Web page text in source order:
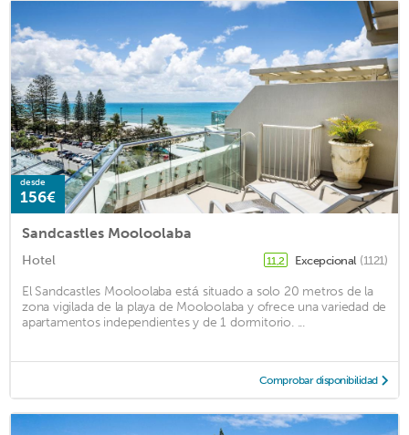
desde
156€
Sandcastles Mooloolaba
Hotel 11,2 Excepcional (1121)
El Sandcastles Mooloolaba está situado a solo 20 metros de la
zona vigilada de la playa de Mooloolaba y ofrece una variedad de
apartamentos independientes y de 1 dormitorio. ...
Comprobar disponibilidad